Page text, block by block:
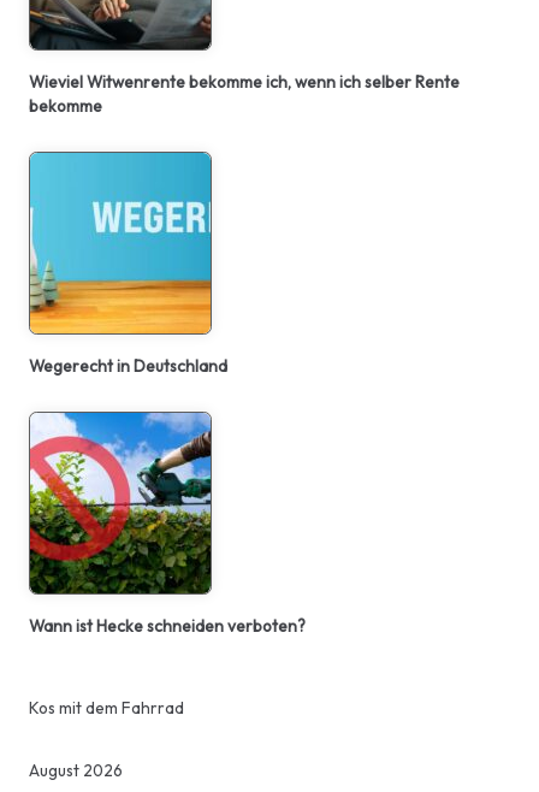
Wieviel Witwenrente bekomme ich, wenn ich selber Rente
bekomme
Wegerecht in Deutschland
Wann ist Hecke schneiden verboten?
Kos mit dem Fahrrad
August 2026